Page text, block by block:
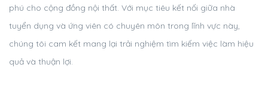
phú cho cộng đồng nội thất. Với mục tiêu kết nối giữa nhà
tuyển dụng và ứng viên có chuyên môn trong lĩnh vực này,
chúng tôi cam kết mang lại trải nghiệm tìm kiếm việc làm hiệu
quả và thuận lợi.